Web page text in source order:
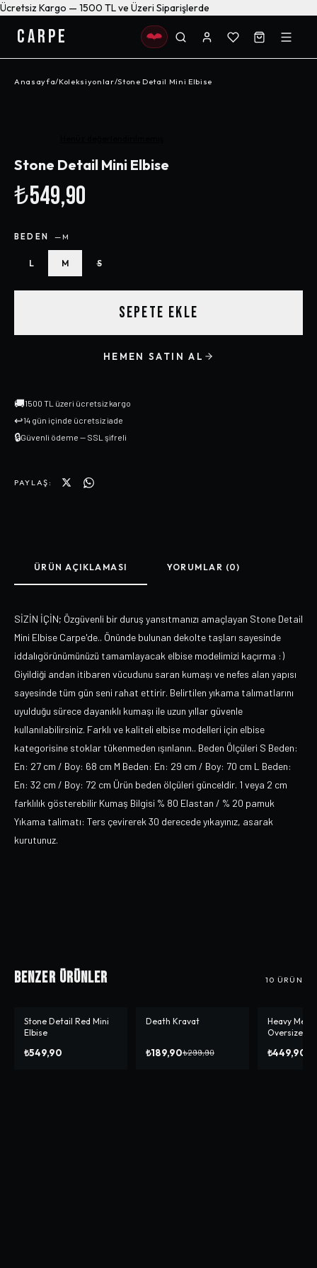
Ücretsiz Kargo — 1500 TL ve Üzeri Siparişlerde
CARPE
Anasayfa/Koleksiyonlar/Stone Detail Mini Elbise
Stone Detail Mini Elbise
₺549,90
BEDEN — M
L M S
SEPETE EKLE
HEMEN SATIN AL
🚚1500 TL üzeri ücretsiz kargo
↩14 gün içinde ücretsiz iade
🔒Güvenli ödeme — SSL şifreli
PAYLAŞ:
ÜRÜN AÇIKLAMASI YORUMLAR (0)
SİZİN İÇİN; Özgüvenli bir duruş yansıtmanızı amaçlayan Stone Detail
Mini Elbise Carpe'de.. Önünde bulunan dekolte taşları sayesinde
iddalıgörünümünüzü tamamlayacak elbise modelimizi kaçırma :)
Giyildiği andan itibaren vücudunu saran kumaşı ve nefes alan yapısı
sayesinde tüm gün seni rahat ettirir. Belirtilen yıkama talımatlarını
uyulduğu sürece dayanıklı kumaşı ile uzun yıllar güvenle
kullanılabilirsiniz. Farklı ve kaliteli elbise modelleri için elbise
kategorisine stoklar tükenmeden ışınlanın.. Beden Ölçüleri S Beden:
En: 27 cm / Boy: 68 cm M Beden: En: 29 cm / Boy: 70 cm L Beden:
En: 32 cm / Boy: 72 cm Ürün beden ölçüleri günceldir. 1 veya 2 cm
farklılık gösterebilir Kumaş Bilgisi % 80 Elastan / % 20 pamuk
Yıkama talimatı: Ters çevirerek 30 derecede yıkayınız, asarak
kurutunuz.
Benzer Ürünler 10 ÜRÜN
Stone Detail Red Mini
Elbise
₺549,90
-%37
Death Kravat
₺189,90₺299,90
-%10
Heavy
Oversize T-
₺449,90